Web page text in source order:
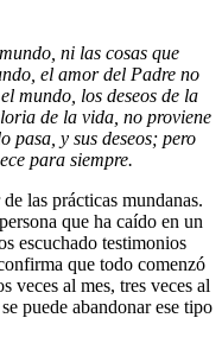
ni las cosas que
el amor del Padre no
mundo, los deseos de la
de la vida, no proviene
pasa, y sus deseos; pero
para siempre.
las prácticas mundanas.
que ha caído en un
escuchado testimonios
que todo comenzó
veces al mes, tres veces al
puede abandonar ese tipo